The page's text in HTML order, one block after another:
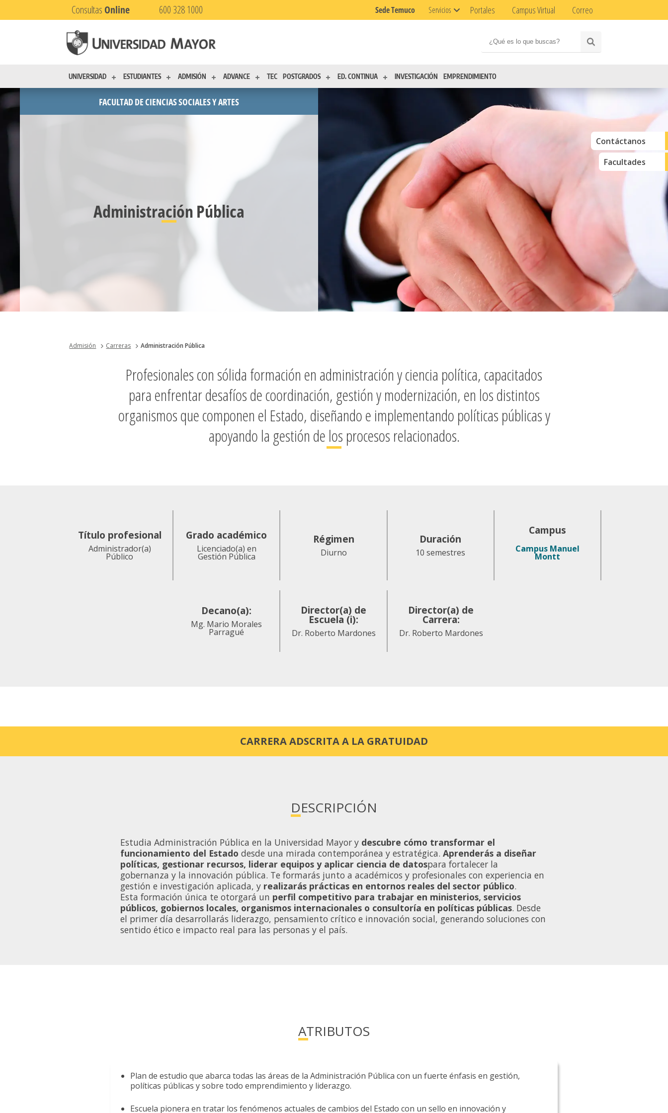
Consultas Online 600 328 1000 Sede Temuco Servicios Portales Campus Virtual Correo
UNIVERSIDAD ESTUDIANTES ADMISIÓN ADVANCE TEC POSTGRADOS ED. CONTINUA INVESTIGACIÓN EMPRENDIMIENTO
Contáctanos
Facultades
FACULTAD DE CIENCIAS SOCIALES Y ARTES
Administración Pública
Admisión Carreras Administración Pública
Profesionales con sólida formación en administración y ciencia política, capacitados
para enfrentar desafíos de coordinación, gestión y modernización, en los distintos
organismos que componen el Estado, diseñando e implementando políticas públicas y
apoyando la gestión de los procesos relacionados.
Título profesional
Administrador(a)
Público
Grado académico
Licenciado(a) en
Gestión Pública
Régimen
Diurno
Duración
10 semestres
Campus
Campus Manuel
Montt
Decano(a):
Mg. Mario Morales
Parragué
Director(a) de
Escuela (i):
Dr. Roberto Mardones
Director(a) de
Carrera:
Dr. Roberto Mardones
CARRERA ADSCRITA A LA GRATUIDAD
DESCRIPCIÓN
Estudia Administración Pública en la Universidad Mayor y descubre cómo transformar el
funcionamiento del Estado desde una mirada contemporánea y estratégica. Aprenderás a diseñar
políticas, gestionar recursos, liderar equipos y aplicar ciencia de datospara fortalecer la
gobernanza y la innovación pública. Te formarás junto a académicos y profesionales con experiencia en
gestión e investigación aplicada, y realizarás prácticas en entornos reales del sector público.
Esta formación única te otorgará un perfil competitivo para trabajar en ministerios, servicios
públicos, gobiernos locales, organismos internacionales o consultoría en políticas públicas. Desde
el primer día desarrollarás liderazgo, pensamiento crítico e innovación social, generando soluciones con
sentido ético e impacto real para las personas y el país.
ATRIBUTOS
Plan de estudio que abarca todas las áreas de la Administración Pública con un fuerte énfasis en gestión,
políticas públicas y sobre todo emprendimiento y liderazgo.
Escuela pionera en tratar los fenómenos actuales de cambios del Estado con un sello en innovación y